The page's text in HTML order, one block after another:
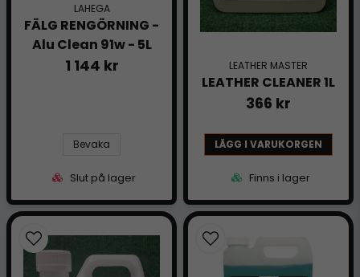
LAHEGA
FÄLG RENGÖRNING -
Alu Clean 91w - 5L
1 144 kr
Bevaka
Slut på lager
LEATHER MASTER
LEATHER CLEANER 1L
366 kr
LÄGG I VARUKORGEN
Finns i lager